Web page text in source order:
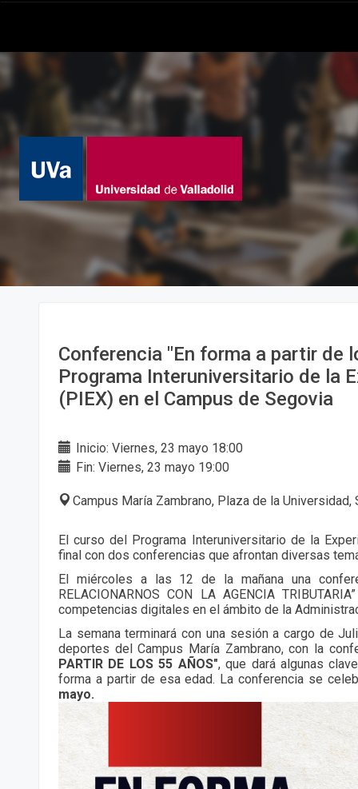
Conferencia "En forma a partir de
Programa Interuniversitario de la
(PIEX) en el Campus de Segovia
Inicio: Viernes, 23 mayo 18:00
Fin: Viernes, 23 mayo 19:00
Campus María Zambrano, Plaza de la Universidad,
El curso del Programa Interuniversitario de la
final con dos conferencias que afrontan diversas
El miércoles a las 12 de la mañana una
RELACIONARNOS CON LA AGENCIA
competencias digitales en el ámbito de la
La semana terminará con una sesión a cargo de
deportes del Campus María Zambrano, con la
PARTIR DE LOS 55 AÑOS", que dará algunas
forma a partir de esa edad. La conferencia se
mayo.